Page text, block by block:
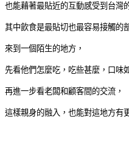
也能藉著最貼近的互動感受到台灣
其中飲食是最貼切也最容易接觸的
來到一個陌生的地方，
先看他們怎麼吃，吃些甚麼，口味
再進一步看老闆和顧客間的交流，
這樣親身的融入，也能對這地方有